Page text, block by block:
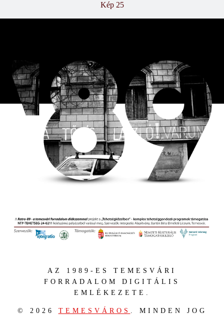
Kép 25
AZ 1989-ES TEMESVÁRI
FORRADALOM DIGITÁLIS
EMLÉKEZETE.
© 2026 TEMESVÁROS . MINDEN JOG